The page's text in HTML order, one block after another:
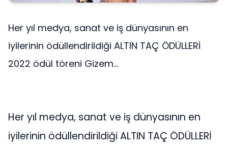
Her yıl medya, sanat ve iş dünyasının en
iyilerinin ödüllendirildiği ALTIN TAÇ ÖDÜLLERİ
2022 ödül töreni Gizem...
Her yıl medya, sanat ve iş dünyasının en
iyilerinin ödüllendirildiği ALTIN TAÇ ÖDÜLLERİ